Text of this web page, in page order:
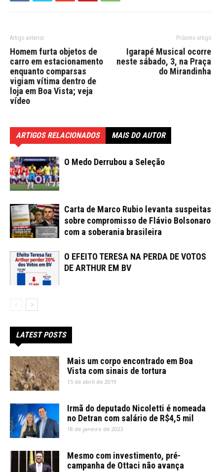
Artigo anterior
Homem furta objetos de
carro em estacionamento
enquanto comparsas
vigiam vítima dentro de
loja em Boa Vista; veja
vídeo
Próximo artigo
Igarapé Musical ocorre
neste sábado, 3, na Praça
do Mirandinha
ARTIGOS RELACIONADOS MAIS DO AUTOR
O Medo Derrubou a Seleção
Carta de Marco Rubio levanta suspeitas
sobre compromisso de Flávio Bolsonaro
com a soberania brasileira
O EFEITO TERESA NA PERDA DE VOTOS
DE ARTHUR EM BV
LATEST POSTS
Mais um corpo encontrado em Boa
Vista com sinais de tortura
15 de abril de 2019
Irmã do deputado Nicoletti é nomeada
no Detran com salário de R$4,5 mil
18 de janeiro de 2023
Mesmo com investimento, pré-
campanha de Ottaci não avança